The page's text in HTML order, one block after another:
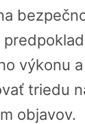
výkonu
triedu
objavov.